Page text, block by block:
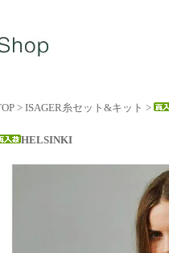
> ISAGER糸セット&キット >
HELSINKI